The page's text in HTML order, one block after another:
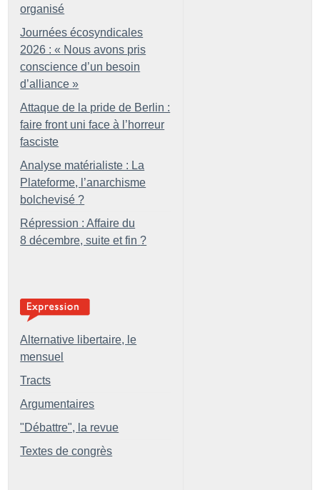
organisé
Journées écosyndicales
2026 : « Nous avons pris
conscience d’un besoin
d’alliance »
Attaque de la pride de Berlin :
faire front uni face à l’horreur
fasciste
Analyse matérialiste : La
Plateforme, l’anarchisme
bolchevisé ?
Répression : Affaire du
8 décembre, suite et fin ?
Alternative libertaire, le
mensuel
Tracts
Argumentaires
"Débattre", la revue
Textes de congrès